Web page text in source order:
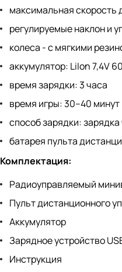
максимальная скорость
регулируемые наклон и
колеса - с мягкими
аккумулятор: LiIon 7,4V
время зарядки: 3 часа
время игры: 30–40 минут
способ зарядки: зарядка
батарея пульта
Комплектация:
Радиоуправляемый
Пульт дистанционного
Аккумулятор
Зарядное устройство
Инструкция